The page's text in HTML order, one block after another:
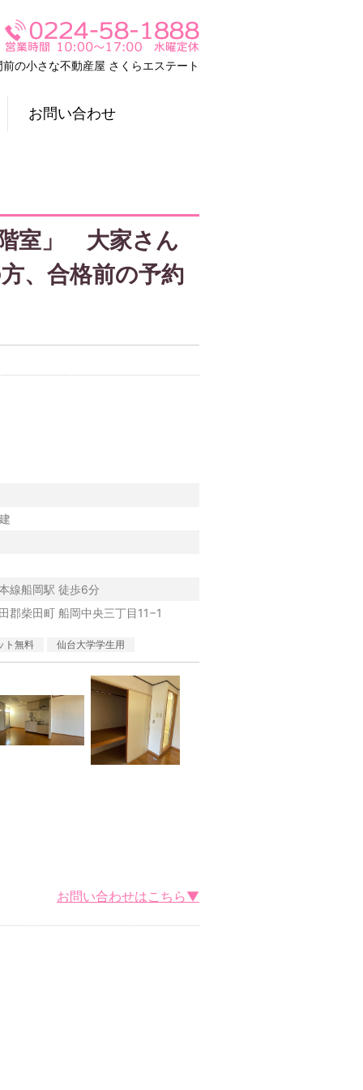
の小さな不動産屋 さくらエステート
お問い合わせ
室」 大家さん
、合格前の予約
線船岡駅 徒歩6分
郡柴田町 船岡中央三丁目11−1
ト無料 仙台大学学生用
お問い合わせはこちら▼